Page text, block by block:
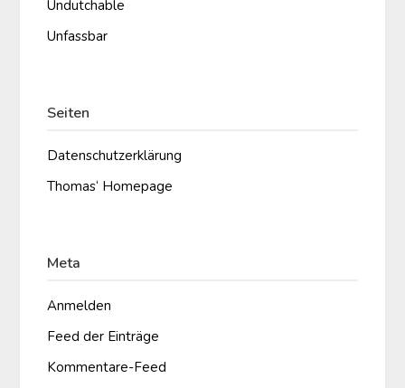
Undutchable
Unfassbar
Seiten
Datenschutzerklärung
Thomas‘ Homepage
Meta
Anmelden
Feed der Einträge
Kommentare-Feed